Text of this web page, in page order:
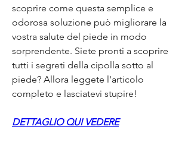
scoprire come questa semplice e
odorosa soluzione può migliorare la
vostra salute del piede in modo
sorprendente. Siete pronti a scoprire
tutti i segreti della cipolla sotto al
piede? Allora leggete l'articolo
completo e lasciatevi stupire!
DETTAGLIO QUI VEDERE